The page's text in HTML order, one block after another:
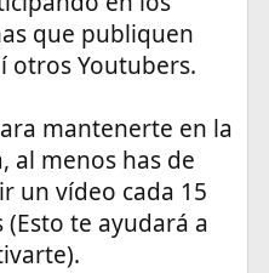
que publiquen
otros Youtubers.
mantenerte en la
al menos has de
un vídeo cada 15
(Esto te ayudará a